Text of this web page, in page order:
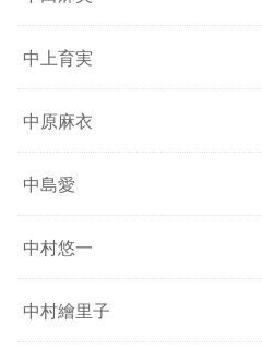
中上育実
中原麻衣
中島愛
中村悠一
中村繪里子